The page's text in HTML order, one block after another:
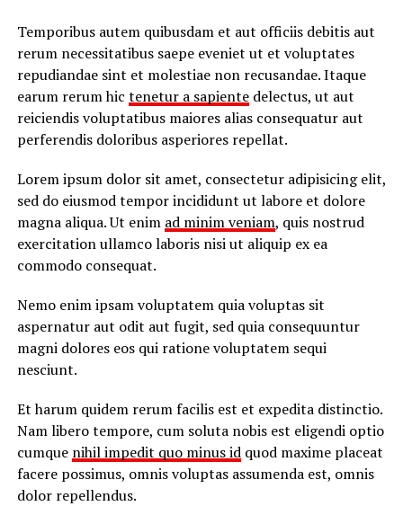
Temporibus autem quibusdam et aut officiis debitis aut
rerum necessitatibus saepe eveniet ut et voluptates
repudiandae sint et molestiae non recusandae. Itaque
earum rerum hic tenetur a sapientedelectus, ut aut
reiciendis voluptatibus maiores alias consequatur aut
perferendis doloribus asperiores repellat.
Lorem ipsum dolor sit amet, consectetur adipisicing elit,
sed do eiusmod tempor incididunt ut labore et dolore
magna aliqua. Ut enim ad minim veniam, quis nostrud
exercitation ullamco laboris nisi ut aliquip ex ea
commodo consequat.
Nemo enim ipsam voluptatem quia voluptas sit
aspernatur aut odit aut fugit, sed quia consequuntur
magni dolores eos qui ratione voluptatem sequi
nesciunt.
Et harum quidem rerum facilis est et expedita distinctio.
Nam libero tempore, cum soluta nobis est eligendi optio
cumque nihil impedit quo minus idquod maxime placeat
facere possimus, omnis voluptas assumenda est, omnis
dolor repellendus.